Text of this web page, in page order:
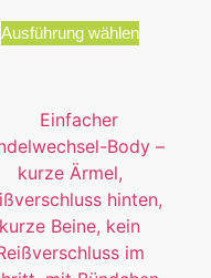
Ausführung wählen